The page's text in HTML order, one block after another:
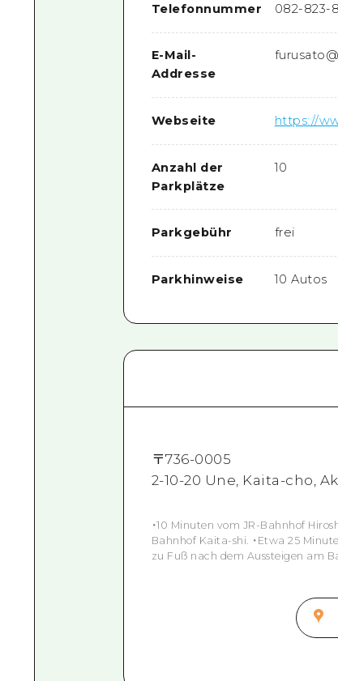
Telefonnummer 082-823-
E-Mail-
Addresse
Webseite https://
Anzahl der
Parkplätze
10
Parkgebühr frei
Parkhinweise 10 Autos
〒736-0005
2-10-20 Une, Kaita-cho,
・10 Minuten vom JR-Bahnhof
Bahnhof Kaita-shi. ・Etwa 25
zu Fuß nach dem Aussteigen am